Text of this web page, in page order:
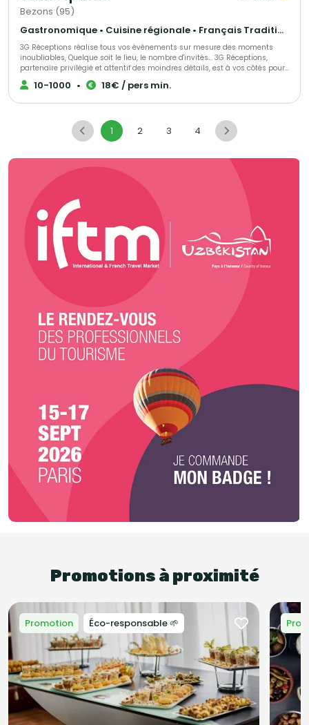
Bezons (95)
Gastronomique • Cuisine régionale • Français Traditionnel
3G Réceptions réalise tous vos évènements sur mesure des moments
inoubliables, Quelque soit le lieu, le nombre d'invités... 3G Réceptions,
partenaire privilégié et attentif des moindres détails, est à vos côtés pour
organiser votre réception, et vous accompagne depuis la conception
jusqu'à la fin de votre événement. Vous voulez de la féérie, de la
10-1000 • 18€ / pers min.
1 2 3 4
Promotions à proximité
Promotion Éco-responsable 🌱